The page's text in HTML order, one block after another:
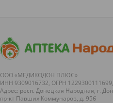
ООО «МЕДИКОДОН ПЛЮС»
ИНН 9309016732, ОГРН
Адрес: респ. Донецкая Народная, г.
пр-кт Павших Коммунаров, д. 95б